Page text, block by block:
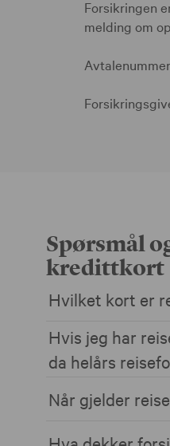
Forsikringen
melding om
Spørsmål
kredittkort
Hvilket kort er
Hvis jeg har
da helårs
Når gjelder